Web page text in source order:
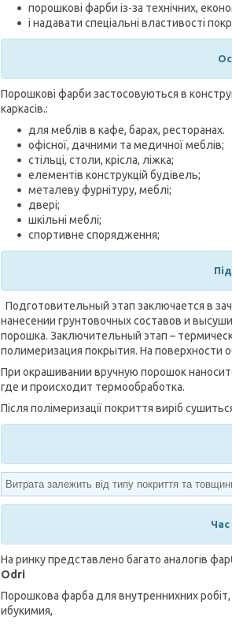
порошкові фарби із-за технічних,
і надавати спеціальні властивості
Порошкові фарби застосовуються в
каркасів.:
для меблів в кафе, барах, ресторанах.
офісної, дачними та медичної меблів;
стільці, столи, крісла, ліжка;
елементів конструкцій будівель;
металеву фурнітуру, меблі;
двері;
шкільні меблі;
спортивне спорядження;
Подготовительный этап заключается в
нанесении грунтовочных составов и
порошка. Заключительный этап –
полимеризация покрытия. На поверхности
При окрашивании вручную порошок
где и происходит термообработка.
Після полімеризації покриття виріб
Витрата залежить від типу покриття та
Час
На ринку представлено багато аналогів
Odri
Порошкова фарба для внутреннихних
ибукимия,